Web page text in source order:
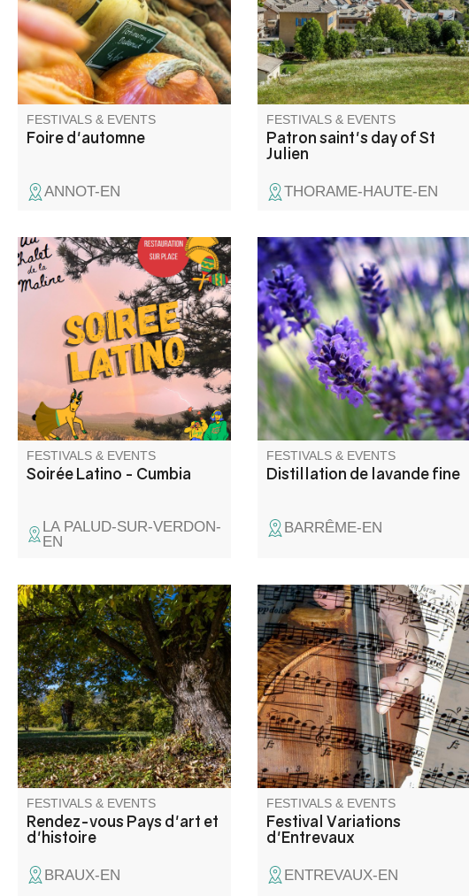
FESTIVALS & EVENTS
Foire d'automne
ANNOT-EN
and bingo…
FESTIVALS & EVENTS
Patron saint's day of St
Julien
THORAME-HAUTE-EN
Venez passer une bonne
soirée Latino-Cumbia au
Chalet de la Maline avec DJ
Uman ! Nous vous attendons
nombreux
FESTIVALS & EVENTS
Soirée Latino - Cumbia
LA PALUD-SUR-VERDON-
EN
L’association « Alambics » vous
propose une démonstration de
distillation de lavande fine dans
les alambics à vapeur au cœur
du jardin du musée
intercommunal de la Distillerie.
FESTIVALS & EVENTS
Distillation de lavande fine
BARRÊME-EN
Patrimoine et agriculture : visite
d'une châtaigneraie et
rencontre sur les variétés de
châtaigne.
FESTIVALS & EVENTS
Rendez-vous Pays d'art et
d'histoire
BRAUX-EN
Classical and jazz concerts.
FESTIVALS & EVENTS
Festival Variations
d'Entrevaux
ENTREVAUX-EN